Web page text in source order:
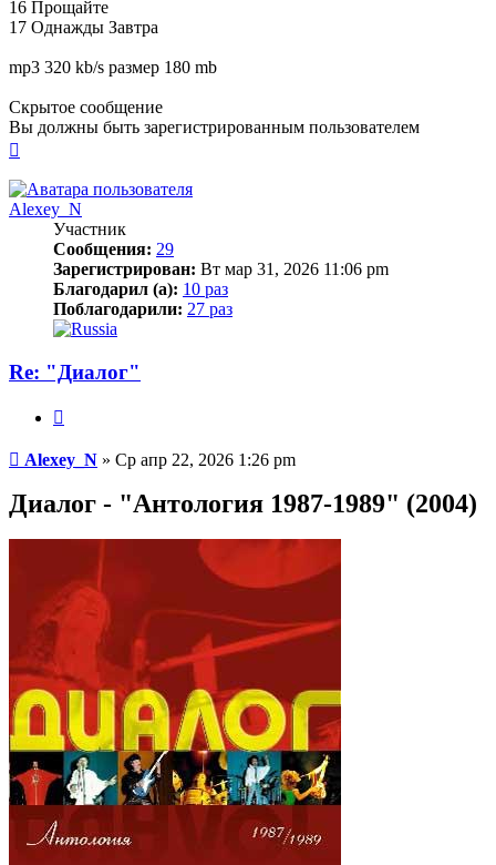
16 Прощайте
17 Однажды Завтра
mp3 320 kb/s размер 180 mb
Скрытое сообщение
Вы должны быть зарегистрированным пользователем
началу
Alexey_N
Участник
Сообщения: 29
Зарегистрирован: Вт мар 31, 2026 11:06 pm
Благодарил (а): 10 раз
Поблагодарили: 27 раз
Re: "Диалог"
Сообщение
Alexey_N » Ср апр 22, 2026 1:26 pm
Диалог - "Антология 1987-1989" (2004)